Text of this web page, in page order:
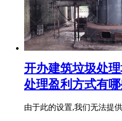
开办建筑垃圾处
处理盈利方式有
由于此的设置,我们无法提